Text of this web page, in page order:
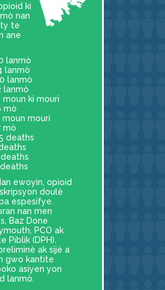
ki
nan
te
ane
lanmò
lanmò
lanmò
lanmò
moun ki mouri
mò
moun mouri
mò
deaths
ewoyin, opioid
doulè
espesifye.
nan men
Baz Done
PCO ak
Piblik (DPH).
ak sijè a
gwo kantite
asiyen yon
lanmò.